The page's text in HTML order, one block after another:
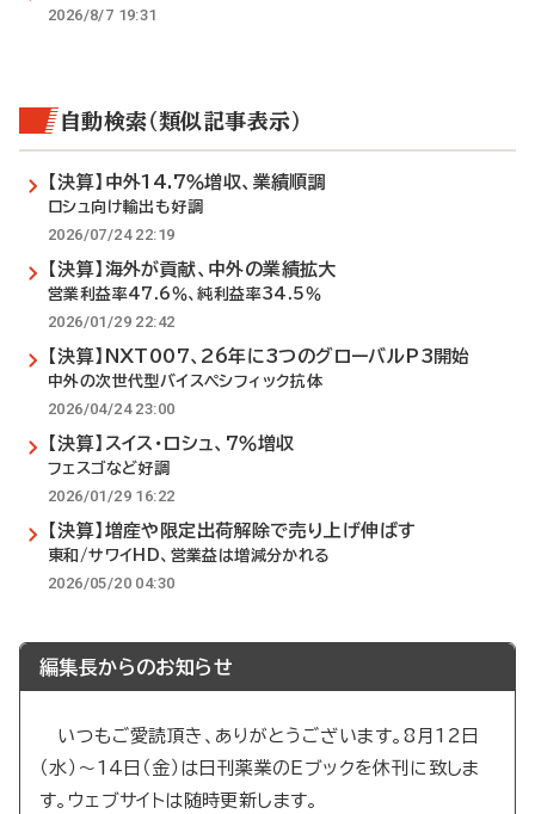
2026/8/7 19:31
自動検索（類似記事表示）
【決算】中外14.7％増収、業績順調
ロシュ向け輸出も好調
2026/07/24 22:19
【決算】海外が貢献、中外の業績拡大
営業利益率47.6％、純利益率34.5％
2026/01/29 22:42
【決算】NXT007、26年に3つのグローバルP3開始
中外の次世代型バイスペシフィック抗体
2026/04/24 23:00
【決算】スイス・ロシュ、7％増収
フェスゴなど好調
2026/01/29 16:22
【決算】増産や限定出荷解除で売り上げ伸ばす
東和/サワイHD、営業益は増減分かれる
2026/05/20 04:30
編集長からのお知らせ
いつもご愛読頂き、ありがとうございます。8月12日
（水）～14日（金）は日刊薬業のEブックを休刊に致しま
す。ウェブサイトは随時更新します。